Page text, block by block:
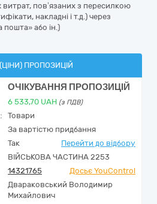
витрат, пов’язаних з пересилкою
накладні і т.д.) через
пошта» або ін.)
ПРОПОЗИЦІЙ
ОЧІКУВАННЯ ПРОПОЗИЦІЙ
6 533,70 UAH (з ПДВ)
Товари
За вартістю придбання
Так
Перейти до відбору
ВІЙСЬКОВА ЧАСТИНА 2253
14321765 Досьє YouControl
Двараковський Володимир
Михайлович